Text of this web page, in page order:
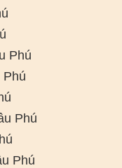
Phú
Phú
Phú
Phú